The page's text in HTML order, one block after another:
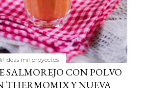
ideas mil proyectos
SALMOREJO CON POLVO
THERMOMIX Y NUEVA